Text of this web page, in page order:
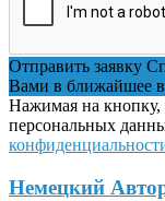
Отправить заявку
Вами в ближайшее
Нажимая на кнопку,
персональных
Немецкий